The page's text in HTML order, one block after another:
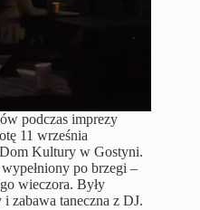
podczas imprezy
11 września
Kultury w Gostyni.
po brzegi –
wieczora. Były
zabawa taneczna z DJ.